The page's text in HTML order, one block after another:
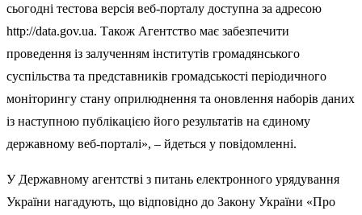
сьогодні тестова версія веб-порталу доступна за адресою
http://data.gov.ua. Також Агентство має забезпечити
проведення із залученням інститутів громадянського
суспільства та представників громадськості періодичного
моніторингу стану оприлюднення та оновлення наборів даних
із наступною публікацією його результатів на єдиному
державному веб-порталі», – йдеться у повідомленні.
У Державному агентстві з питань електронного урядування
України нагадують, що відповідно до Закону України «Про